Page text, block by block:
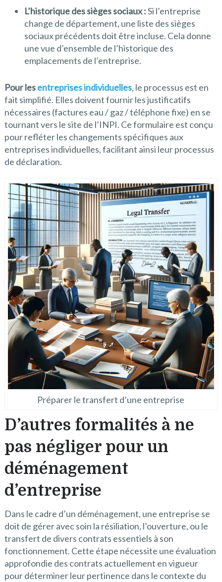
L’historique des sièges sociaux :Si l’entreprise
change de département, une liste des sièges
sociaux précédents doit être incluse. Cela donne
une vue d’ensemble de l’historique des
emplacements de l’entreprise.
Pour lesentreprises individuelles, le processus est en
fait simplifié. Elles doivent fournir les justificatifs
nécessaires (factures eau / gaz / téléphone fixe) en se
tournant vers le site de l’INPI. Ce formulaire est conçu
pour refléter les changements spécifiques aux
entreprises individuelles, facilitant ainsi leur processus
de déclaration.
Préparer le transfert d’une entreprise
D’autres formalités à ne
pas négliger pour un
déménagement
d’entreprise
Dans le cadre d’un déménagement, une entreprise se
doit de gérer avec soin la résiliation, l’ouverture, ou le
transfert de divers contrats essentiels à son
fonctionnement. Cette étape nécessite une évaluation
approfondie des contrats actuellement en vigueur
pour déterminer leur pertinence dans le contexte du